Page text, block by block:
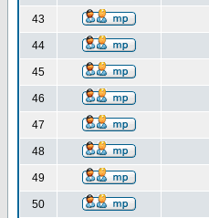
43
44
45
46
47
48
49
50